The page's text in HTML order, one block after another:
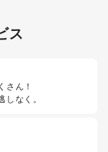
ス
さん！
しなく。